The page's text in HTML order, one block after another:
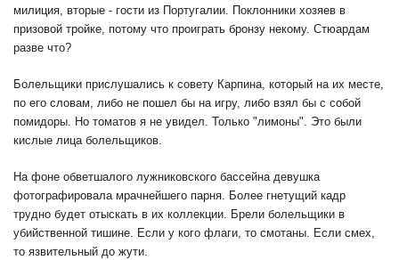
милиция, вторые - гости из Португалии. Поклонники хозяев в
призовой тройке, потому что проиграть бронзу некому. Стюардам
разве что?
Болельщики прислушались к совету Карпина, который на их месте,
по его словам, либо не пошел бы на игру, либо взял бы с собой
помидоры. Но томатов я не увидел. Только "лимоны". Это были
кислые лица болельщиков.
На фоне обветшалого лужниковского бассейна девушка
фотографировала мрачнейшего парня. Более гнетущий кадр
трудно будет отыскать в их коллекции. Брели болельщики в
убийственной тишине. Если у кого флаги, то смотаны. Если смех,
то язвительный до жути.